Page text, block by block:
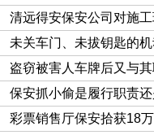
清远得安保安公司对施
未关车门、未拔钥匙的
盗窃被害人车牌后又与
彩票销售厅保安拾获18